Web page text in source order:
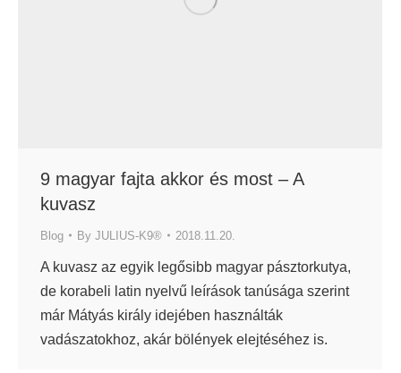
9 magyar fajta akkor és most – A
kuvasz
Blog By JULIUS-K9® 2018.11.20.
A kuvasz az egyik legősibb magyar pásztorkutya,
de korabeli latin nyelvű leírások tanúsága szerint
már Mátyás király idejében használták
vadászatokhoz, akár bölények elejtéséhez is.